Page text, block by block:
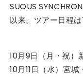
SUOUS
以来。ツアー日程は
10月9日（月・祝）
10月11日（水）宮